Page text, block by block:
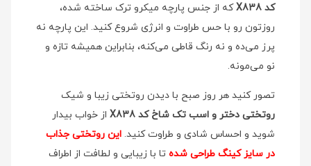
کد X838
که از جنس پارچه میکرو ترک ساخته شده،
روزتون رو با حس طراوت و انرژی شروع کنید. این پارچه نه
پرز می‌ده و نه رنگ قاطی می‌کنه، بنابراین همیشه تازه و
نو می‌مونه.
تصور کنید هر روز صبح با دیدن روتختی زیبا و شیک
روتختی دختر و اسب تک شاخ کد X838
از خواب بیدار
شوید و احساس شادی و طراوت کنید. این روتختی جذاب
در سایز کینگ طراحی شده تا با زیبایی و لطافت از اطراف